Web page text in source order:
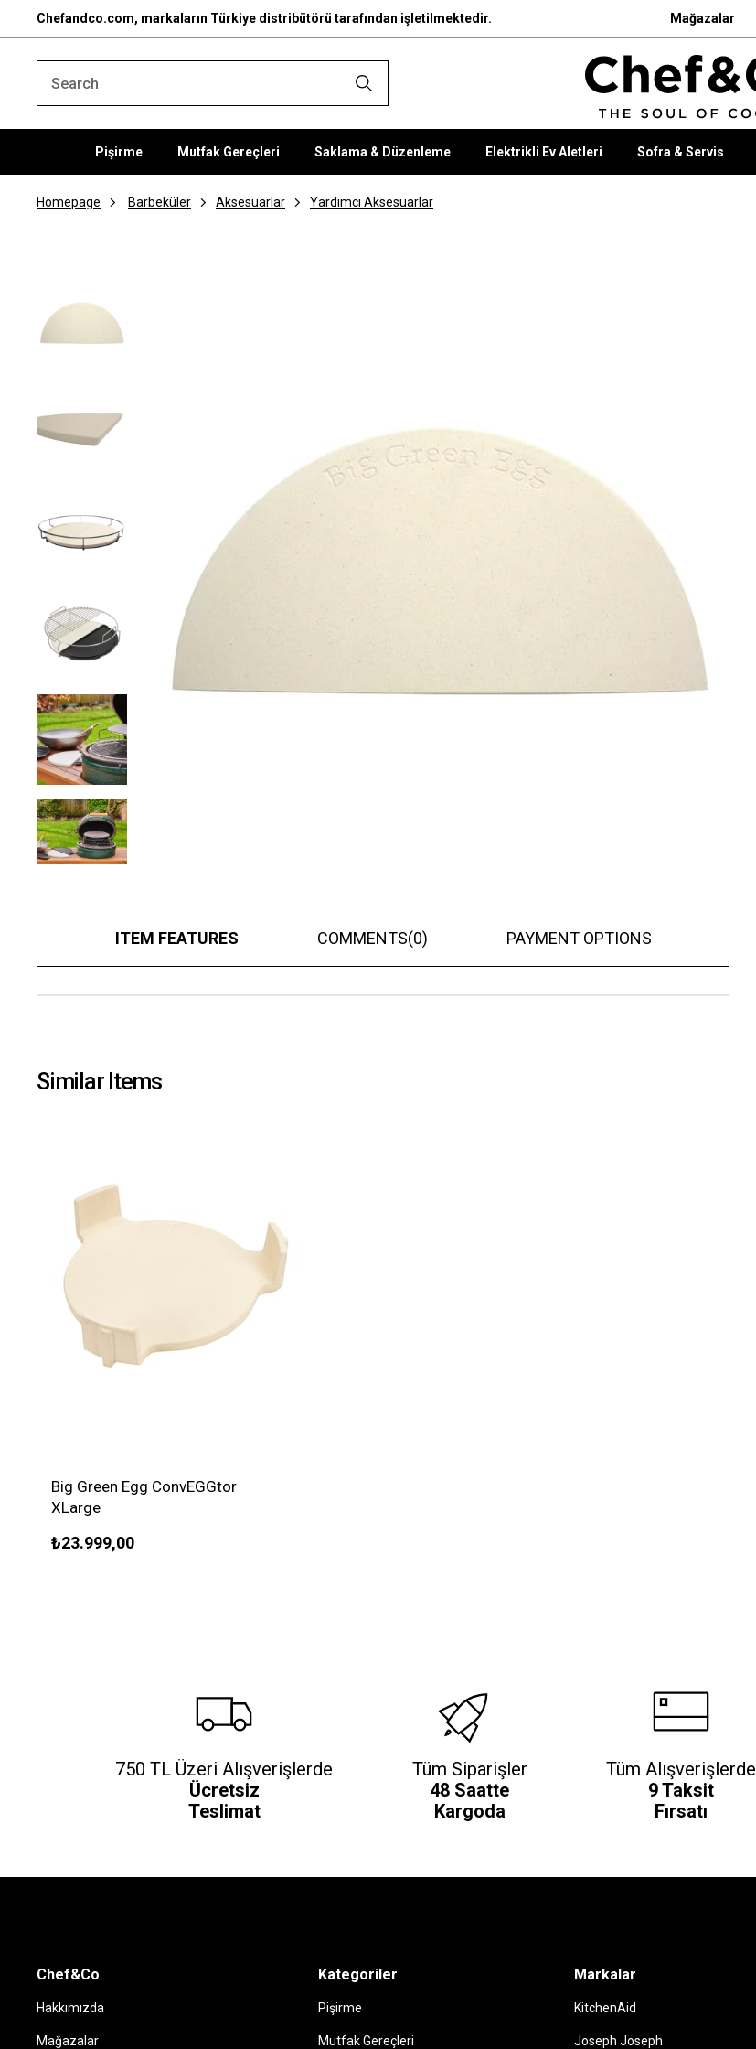
Chefandco.com, markaların Türkiye distribütörü tarafından işletilmektedir. Mağazalar
Pişirme Mutfak Gereçleri Saklama & Düzenleme Elektrikli Ev Aletleri Sofra & Servis
Homepage Barbeküler Aksesuarlar Yardımcı Aksesuarlar
ITEM FEATURES COMMENTS(0) PAYMENT OPTIONS
Similar Items
Big Green Egg ConvEGGtor
XLarge
₺23.999,00
750 TL Üzeri Alışverişlerde
Ücretsiz
Teslimat
Tüm Siparişler
48 Saatte
Kargoda
Tüm Alışverişlerde
9 Taksit
Fırsatı
Chef&Co
Hakkımızda
Mağazalar
Kategoriler
Pişirme
Mutfak Gereçleri
Markalar
KitchenAid
Joseph Joseph